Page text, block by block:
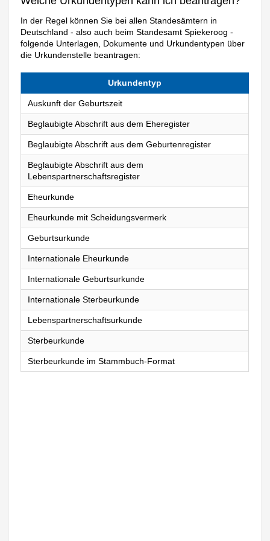
In der Regel können Sie bei allen Standesämtern in
Deutschland - also auch beim Standesamt Spiekeroog -
folgende Unterlagen, Dokumente und Urkundentypen über
die Urkundenstelle beantragen:
Urkundentyp
Auskunft der Geburtszeit
Beglaubigte Abschrift aus dem Eheregister
Beglaubigte Abschrift aus dem Geburtenregister
Beglaubigte Abschrift aus dem
Lebenspartnerschaftsregister
Eheurkunde
Eheurkunde mit Scheidungsvermerk
Geburtsurkunde
Internationale Eheurkunde
Internationale Geburtsurkunde
Internationale Sterbeurkunde
Lebenspartnerschaftsurkunde
Sterbeurkunde
Sterbeurkunde im Stammbuch-Format